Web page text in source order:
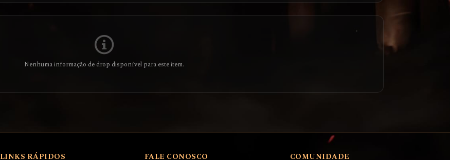
Nenhuma informação de drop disponível para este item.
LINKS RÁPIDOS FALE CONOSCO COMUNIDADE